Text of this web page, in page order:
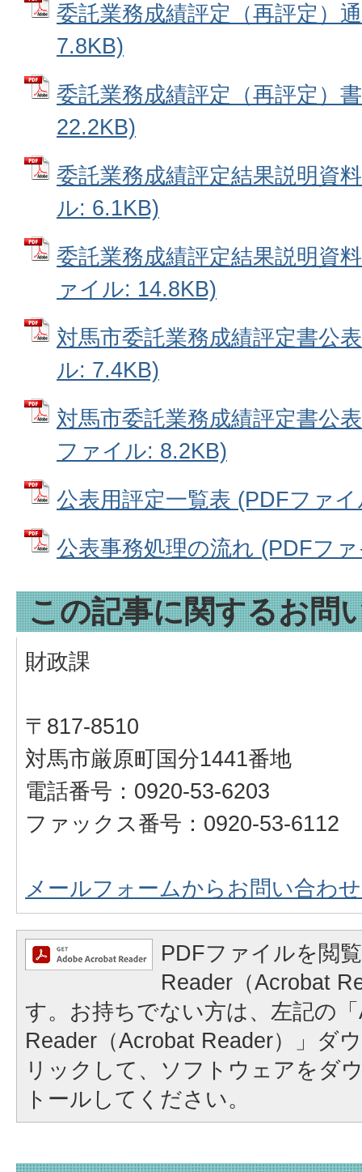
委託業務成績評定（再評定）
7.8KB)
委託業務成績評定（再評定）
22.2KB)
委託業務成績評定結果説明資
ル: 6.1KB)
委託業務成績評定結果説明資
ァイル: 14.8KB)
対馬市委託業務成績評定書公
ル: 7.4KB)
対馬市委託業務成績評定書公
ファイル: 8.2KB)
公表用評定一覧表 (PDFファ
公表事務処理の流れ (PDFフ
この記事に関するお問
財政課
〒817-8510
対馬市厳原町国分1441番地
電話番号：0920-53-6203
ファックス番号：0920-53-6112
メールフォームからお問い合わ
PDFファイルを閲
Reader（Acrobat
す。お持ちでない方は、左記の
Reader（Acrobat Reader）」ダ
リックして、ソフトウェアをダ
トールしてください。